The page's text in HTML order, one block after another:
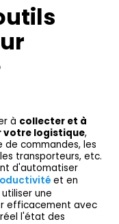
à collecter et à
votre logistique,
de commandes, les
transporteurs, etc.
d'automatiser
et en
une
efficacement avec
l'état des